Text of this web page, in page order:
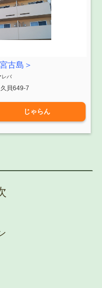
古島＞
レバ
貝649-7
じゃらん